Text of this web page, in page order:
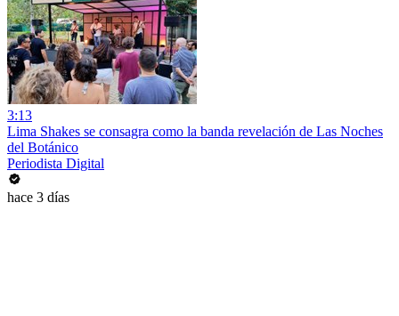
3:13
Lima Shakes se consagra como la banda revelación de Las Noches
del Botánico
Periodista Digital
hace 3 días